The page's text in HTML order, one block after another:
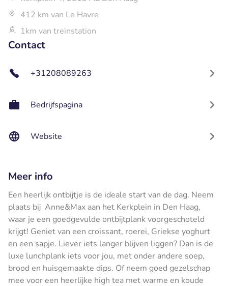
412 km van Le Havre
1km van treinstation
Contact
+31208089263
Bedrijfspagina
Website
Meer info
Een heerlijk ontbijtje is de ideale start van de dag. Neem
plaats bij Anne&Max aan het Kerkplein in Den Haag,
waar je een goedgevulde ontbijtplank voorgeschoteld
krijgt! Geniet van een croissant, roerei, Griekse yoghurt
en een sapje. Liever iets langer blijven liggen? Dan is de
luxe lunchplank iets voor jou, met onder andere soep,
brood en huisgemaakte dips. Of neem goed gezelschap
mee voor een heerlijke high tea met warme en koude